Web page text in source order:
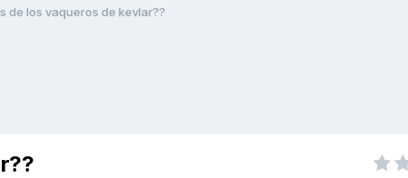
de los vaqueros de kevlar??